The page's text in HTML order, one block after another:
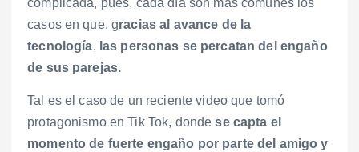
complicada, pues, cada día son más comunes los
casos en que, gracias al avance de la
tecnología, las personas se percatan del engaño
de sus parejas.
Tal es el caso de un reciente video que tomó
protagonismo en Tik Tok, dondese capta el
momento de fuerte engaño por parte del amigo y